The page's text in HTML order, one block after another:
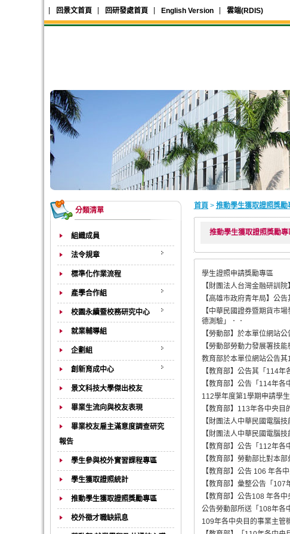
回景文首頁 回研發處首頁 English Version 雲端(RDIS)
分類清單
組織成員
法令規章
標準化作業流程
產學合作組
校園永續暨校務研究中心
就業輔導組
企劃組
創新育成中心
景文科技大學傑出校友
畢業生流向與校友表現
畢業校友雇主滿意度調查研究
報告
學生參與校外實習課程專區
學生獲取證照統計
推動學生獲取證照獎勵專區
校外徵才職缺訊息
首頁 > 推動學生獲取證照獎勵
推動學生獲取證照獎勵專
學生證照申請獎勵專區
【財團法人台灣金融研訓
【高雄市政府青年局】公
【中華民國證券暨期貨市
德測驗」．．
【勞動部】於本單位網站
【勞動部勞動力發展署技
教育部於本單位網站公告
【教育部】公告其「114
【教育部】公告「114年
112學年度第1學期申請學
【教育部】113年各中央
【財團法人中華民國電腦
【財團法人中華民國電腦
【教育部】公告「112年
【教育部】勞動部比對本
【教育部】公告 106 年各
【教育部】彙整公告「
【教育部】公告108 年各
公告勞動部所送「108年各
109年各中央目的事業主管